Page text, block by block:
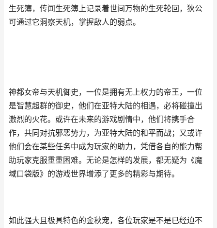
生死簿，传闻生死簿上记录着世间万物的生死轮回，狄公
可通过它洞察天机，掌握敌人的弱点。
神都女帝与天机御史，一位是拥有无上权力的帝王，一位
是智慧超群的御史，他们在亚特大陆的相遇，必将碰撞出
激烈的火花。或许在未来的游戏剧情中，他们将携手合
作，共同对抗邪恶势力，为亚特大陆的和平而战；又或许
他们会在某些任务中成为玩家的助力，凭借各自的能力帮
助玩家克服重重困难。无论是怎样的发展，都无疑为《魔
域口袋版》的游戏世界增添了更多的精彩与期待。
如此强大且极具特色的金秋宠，各位玩家是不是已经迫不